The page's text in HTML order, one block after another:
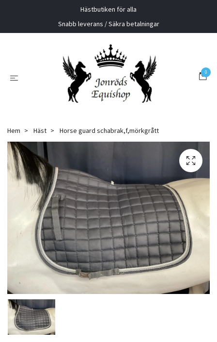
Hästbutiken för alla
Snabb leverans / Säkra betalningar
0
Hem Häst Horse guard schabrak,f,mörkgrått